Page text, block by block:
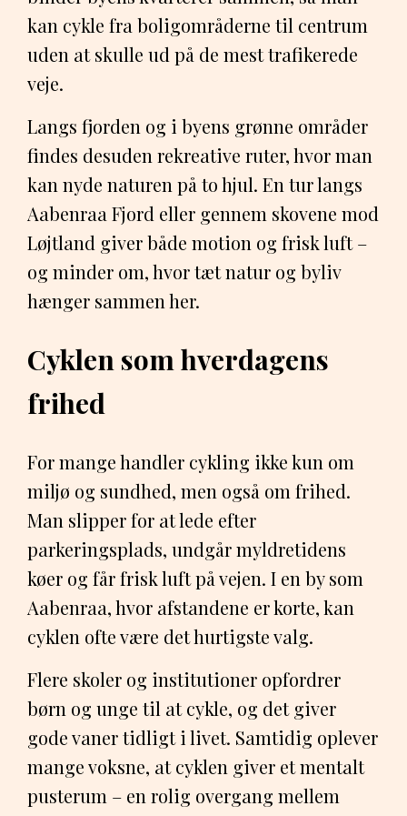
kan cykle fra boligområderne til centrum
uden at skulle ud på de mest trafikerede
veje.
Langs fjorden og i byens grønne områder
findes desuden rekreative ruter, hvor man
kan nyde naturen på to hjul. En tur langs
Aabenraa Fjord eller gennem skovene mod
Løjtland giver både motion og frisk luft –
og minder om, hvor tæt natur og byliv
hænger sammen her.
Cyklen som hverdagens
frihed
For mange handler cykling ikke kun om
miljø og sundhed, men også om frihed.
Man slipper for at lede efter
parkeringsplads, undgår myldretidens
køer og får frisk luft på vejen. I en by som
Aabenraa, hvor afstandene er korte, kan
cyklen ofte være det hurtigste valg.
Flere skoler og institutioner opfordrer
børn og unge til at cykle, og det giver
gode vaner tidligt i livet. Samtidig oplever
mange voksne, at cyklen giver et mentalt
pusterum – en rolig overgang mellem